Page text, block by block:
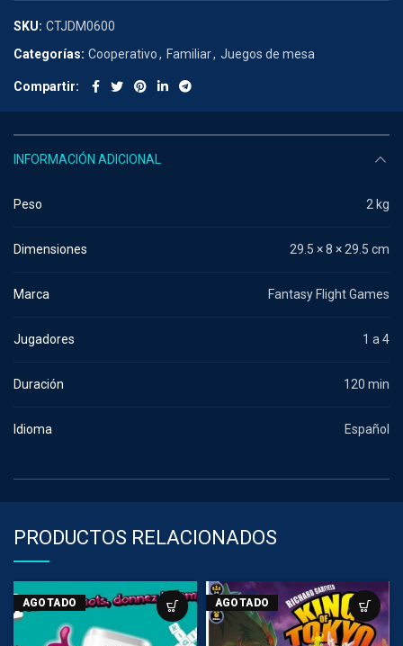
SKU: CTJDM0600
Categorías: Cooperativo, Familiar, Juegos de mesa
Compartir
INFORMACIÓN ADICIONAL
Peso 2 kg
Dimensiones 29.5 × 8 × 29.5 cm
Marca Fantasy Flight Games
Jugadores 1 a 4
Duración 120 min
Idioma Español
PRODUCTOS RELACIONADOS
AGOTADO AGOTADO